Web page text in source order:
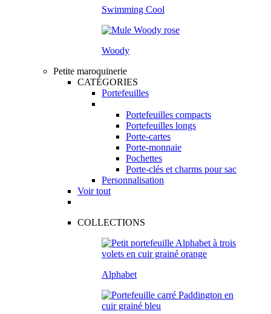
Swimming Cool
Woody
Petite maroquinerie
CATÉGORIES
Portefeuilles
Portefeuilles compacts
Portefeuilles longs
Porte-cartes
Porte-monnaie
Pochettes
Porte-clés et charms pour sac
Personnalisation
Voir tout
COLLECTIONS
Alphabet